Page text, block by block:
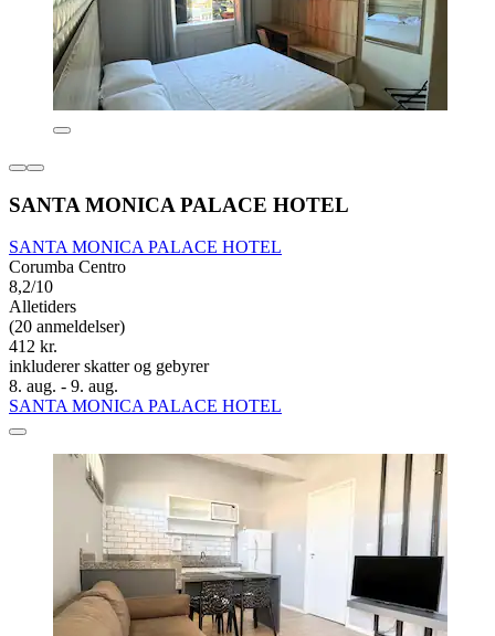
SANTA MONICA PALACE HOTEL
SANTA MONICA PALACE HOTEL
Corumba Centro
8,2/10
Alletiders
(20 anmeldelser)
412 kr.
inkluderer skatter og gebyrer
8. aug. - 9. aug.
SANTA MONICA PALACE HOTEL